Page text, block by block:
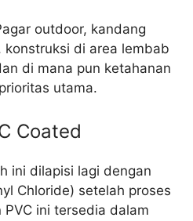
outdoor, kandang
konstruksi di area lembab
di mana pun ketahanan
utama.
Coated
ini dilapisi lagi dengan
Chloride) setelah proses
ini tersedia dalam